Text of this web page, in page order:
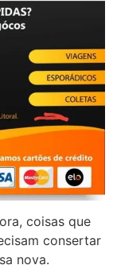
coisas que
consertar
nova.